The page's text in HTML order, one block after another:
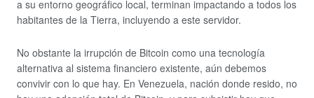
a su entorno geográfico local, terminan impactando a todos los
habitantes de la Tierra, incluyendo a este servidor.
No obstante la irrupción de Bitcoin como una tecnología
alternativa al sistema financiero existente, aún debemos
convivir con lo que hay. En Venezuela, nación donde resido, no